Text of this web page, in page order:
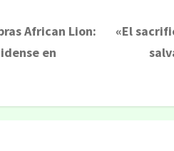
African Lion:
en
«El